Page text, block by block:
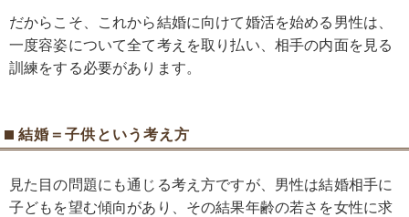
だからこそ、これから結婚に向けて婚活を始める男性は、
一度容姿について全て考えを取り払い、相手の内面を見る
訓練をする必要があります。
結婚＝子供という考え方
見た目の問題にも通じる考え方ですが、男性は結婚相手に
子どもを望む傾向があり、その結果年齢の若さを女性に求